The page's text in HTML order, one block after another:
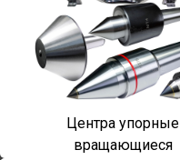
Центра упорные
вращающиеся